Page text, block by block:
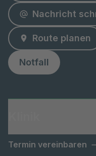
Nachricht
Route planen
Notfall
Termin vereinbaren